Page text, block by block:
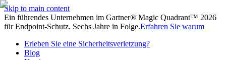
Skip to main content
Ein führendes Unternehmen im Gartner® Magic Quadrant™ 2026
für Endpoint-Schutz. Sechs Jahre in Folge.Erfahren Sie warum
Erleben Sie eine Sicherheitsverletzung?
Blog